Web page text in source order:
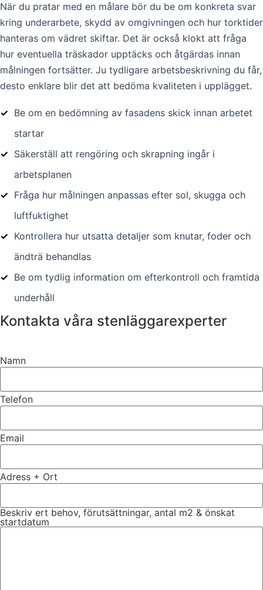
När du pratar med en målare bör du be om konkreta svar
kring underarbete, skydd av omgivningen och hur torktider
hanteras om vädret skiftar. Det är också klokt att fråga
hur eventuella träskador upptäcks och åtgärdas innan
målningen fortsätter. Ju tydligare arbetsbeskrivning du får,
desto enklare blir det att bedöma kvaliteten i upplägget.
✓ Be om en bedömning av fasadens skick innan arbetet
startar
✓ Säkerställ att rengöring och skrapning ingår i
arbetsplanen
✓ Fråga hur målningen anpassas efter sol, skugga och
luftfuktighet
✓ Kontrollera hur utsatta detaljer som knutar, foder och
ändträ behandlas
✓ Be om tydlig information om efterkontroll och framtida
underhåll
Kontakta våra stenläggarexperter
Namn
Telefon
Email
Adress + Ort
Beskriv ert behov, förutsättningar, antal m2 & önskat
startdatum